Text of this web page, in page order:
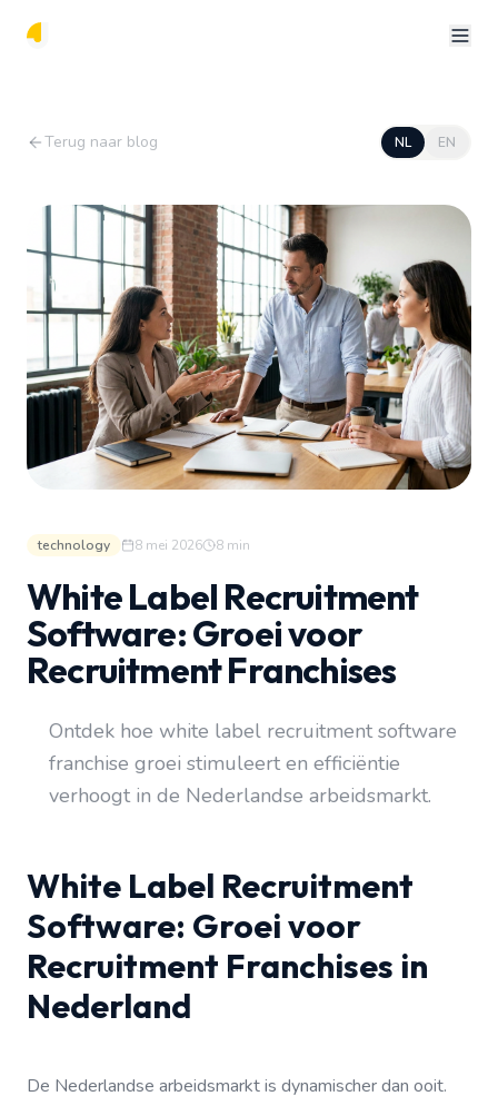
Terug naar blog NL EN
technology 8 mei 2026 8 min
White Label Recruitment
Software: Groei voor
Recruitment Franchises
Ontdek hoe white label recruitment software
franchise groei stimuleert en efficiëntie
verhoogt in de Nederlandse arbeidsmarkt.
White Label Recruitment
Software: Groei voor
Recruitment Franchises in
Nederland
De Nederlandse arbeidsmarkt is dynamischer dan ooit.